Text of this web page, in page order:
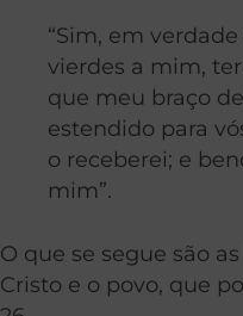
“Sim, em
vierdes a mim,
que meu braço
estendido para
o receberei; e
mim”.
O que se segue são
Cristo e o povo, que